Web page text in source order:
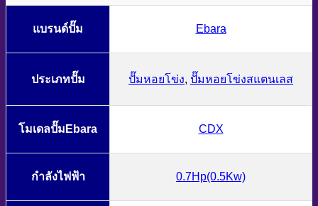
แบรนด์ปั๊ม Ebara
ประเภทปั๊ม ปั๊มหอยโข่ง, ปั๊มหอยโข่งสแตนเลส
โมเดลปั๊มEbara CDX
กำลังไฟฟ้า 0.7Hp(0.5Kw)